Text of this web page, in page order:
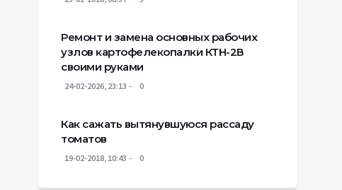
Ремонт и замена основных рабочих
узлов картофелекопалки КТН-2В
своими руками
24-02-2026, 23:13 0
Как сажать вытянувшуюся рассаду
томатов
19-02-2018, 10:43 0